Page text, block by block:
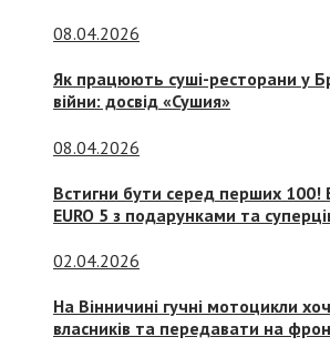
08.04.2026
Як працюють суші-ресторани у
війни: досвід «Сушия»
08.04.2026
Встигни бути серед перших 100!
EURO 5 з подарунками та
02.04.2026
На Вінничині гучні мотоцикли
власників та передавати на